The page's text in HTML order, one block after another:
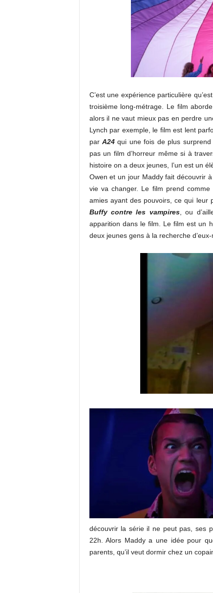
C’est une expérience particulière
troisième long-métrage. Le film
alors il ne vaut mieux pas en perdre
Lynch par exemple, le film est lent
par A24qui une fois de plus surprend
pas un film d’horreur même si à
histoire on a deux jeunes, l’un est un
Owen et un jour Maddy fait découvrir
vie va changer. Le film prend
amies ayant des pouvoirs, ce qui leur
Buffy contre les vampires, ou
apparition dans le film. Le film est un
deux jeunes gens à la recherche
découvrir la série il ne peut pas, ses
22h. Alors Maddy a une idée pour
parents, qu’il veut dormir chez un